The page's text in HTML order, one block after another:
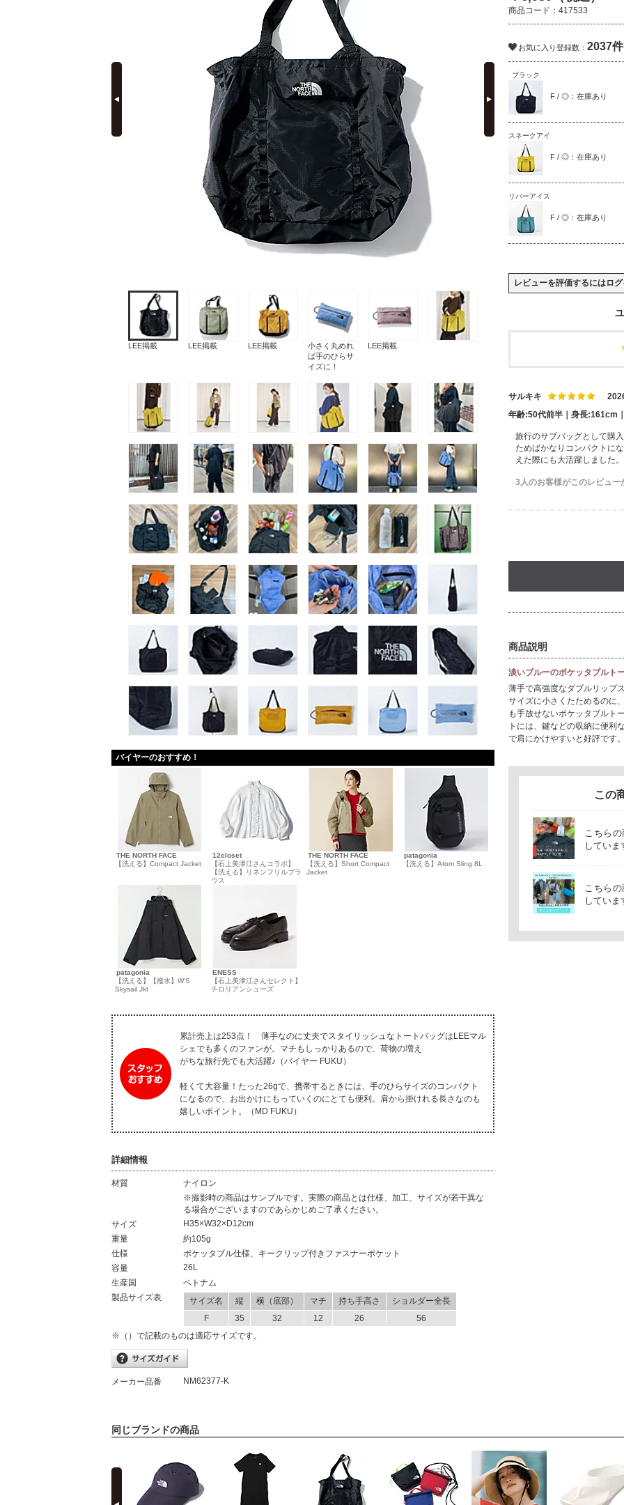
LEE掲載 LEE掲載 LEE掲載
小さく丸めれ
ば手のひらサ
イズに！
LEE掲載
バイヤーのおすすめ！
THE NORTH FACE
【洗える】Compact Jacket
12closet
【石上美津江さんコラボ】
【洗える】リネンフリルブラ
ウス
THE NORTH FACE
【洗える】Short Compact
Jacket
patagonia
【洗える】Atom Sling 8L
patagonia
【洗える】【撥水】W’S
Skysail Jkt
ENESS
【石上美津江さんセレクト】
チロリアンシューズ
累計売上は253点！ 薄手なのに丈夫でスタイリッシュなトートバッグはLEEマル
シェでも多くのファンが。マチもしっかりあるので、荷物の増え
がちな旅行先でも大活躍♪（バイヤー FUKU）
軽くて大容量！たった26gで、携帯するときには、手のひらサイズのコンパクト
になるので、お出かけにもっていくのにとても便利。肩から掛けれる長さなのも
嬉しいポイント。（MD FUKU）
詳細情報
材質
ナイロン
※撮影時の商品はサンプルです。実際の商品とは仕様、加工、サイズが若干異な
る場合がございますのであらかじめご了承ください。
サイズ
H35×W32×D12cm
重量
約105g
仕様
ポケッタブル仕様、キークリップ付きファスナーポケット
容量
26L
生産国
ベトナム
製品サイズ表
サイズ名 縦 横（底部） マチ 持ち手高さ
ショルダー全長
F
35 32 12 26
56
※（）で記載のものは適応サイズです。
メーカー品番 NM62377-K
商品コード：417533
お気に入り登録数： 2037件
ブラック
F / ◎：在庫あり
スネークアイ
F / ◎：在庫あり
リバーアイス
F / ◎：在庫あり
レビューを評価するにはロ
サルキキ
年齢:50代前半｜身長:161cm
旅行のサブバッグとして購
ためばかなりコンパクトに
えた際にも大活躍しました。
3人のお客様がこのレビュ
商品説明
淡いブルーのポケッタブルト
薄手で高強度なダブルリップ
サイズに小さくたためるのに
も手放せないポケッタブルト
トには、鍵などの収納に便利
で肩にかけやすいと好評です
この
こちら
していま
こちら
していま
同じブランドの商品